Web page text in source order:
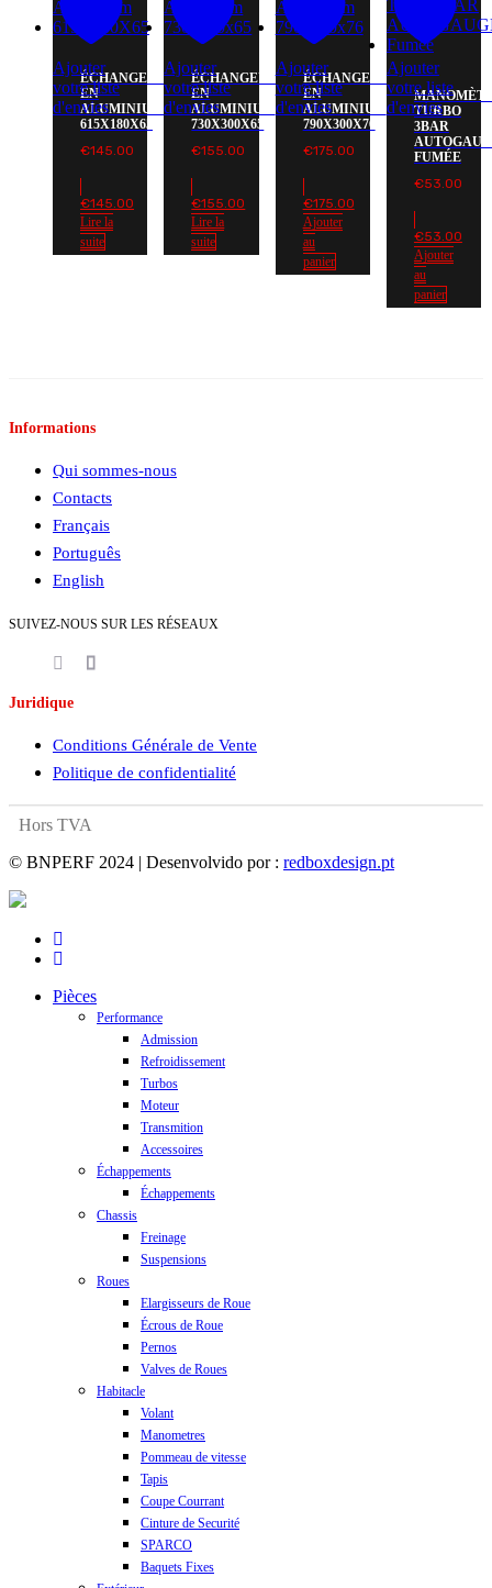
Ajouter
votre liste
d'envies
ÉCHANGEUR
EN
ALUMINIUM
615X180X65
€145.00
€145.00
Lire la
suite
Ajouter
votre liste
d'envies
ÉCHANGEUR
EN
ALUMINIUM
730X300X65
€155.00
€155.00
Lire la
suite
Ajouter
votre liste
d'envies
ÉCHANGEUR
EN
ALUMINIUM
790X300X76
€175.00
€175.00
Ajouter
au
panier
Ajouter
votre liste
d'envies
TURBO
3BAR
FUMÉE
€53.00
€53.00
Ajouter
au
panier
Informations
Qui sommes-nous
Contacts
Français
Português
English
SUIVEZ-NOUS SUR LES RÉSEAUX
Juridique
Conditions Générale de Vente
Politique de confidentialité
Hors TVA
© BNPERF 2024 | Desenvolvido por : redboxdesign.pt
facebook
instagram
Close
Pièces
Performance
Admission
Refroidissement
Turbos
Moteur
Transmition
Accessoires
Échappements
Échappements
Chassis
Freinage
Suspensions
Roues
Elargisseurs de Roue
Écrous de Roue
Pernos
Valves de Roues
Habitacle
Volant
Manometres
Pommeau de vitesse
Tapis
Coupe Courrant
Cinture de Securité
SPARCO
Baquets Fixes